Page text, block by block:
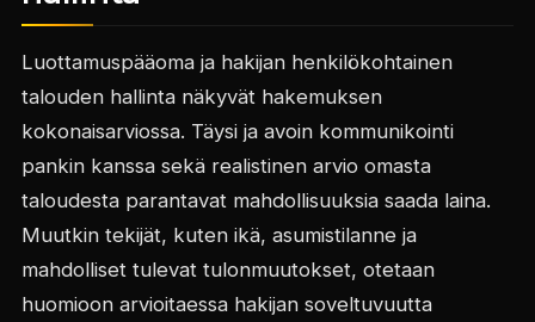
Luottamuspääoma ja hakijan henkilökohtainen
talouden hallinta näkyvät hakemuksen
kokonaisarviossa. Täysi ja avoin kommunikointi
pankin kanssa sekä realistinen arvio omasta
taloudesta parantavat mahdollisuuksia saada laina.
Muutkin tekijät, kuten ikä, asumistilanne ja
mahdolliset tulevat tulonmuutokset, otetaan
huomioon arvioitaessa hakijan soveltuvuutta